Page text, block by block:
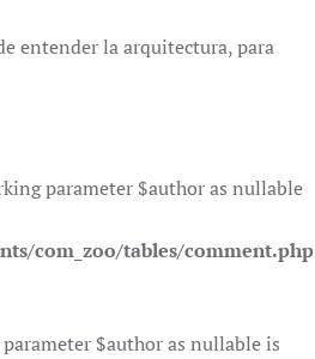
entender la arquitectura, para
parameter $author as nullable
com_zoo/tables/comment.php
$author as nullable is